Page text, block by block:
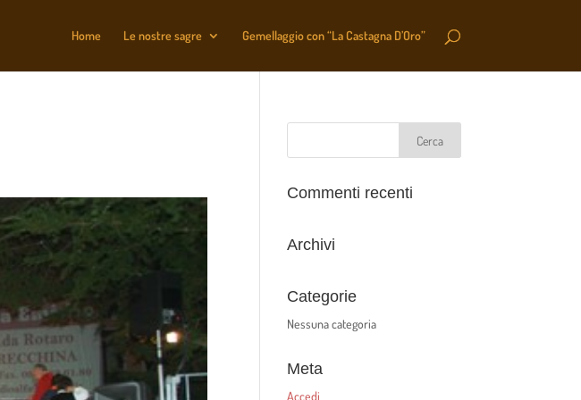
Home Le nostre sagre Gemellaggio con “La Castagna D’Oro”
Commenti recenti
Archivi
Categorie
Nessuna categoria
Meta
Accedi